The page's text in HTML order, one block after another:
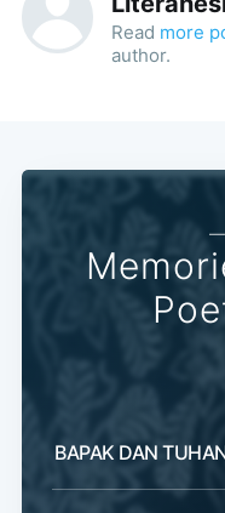
Read more
author.
—
BAPAK DAN